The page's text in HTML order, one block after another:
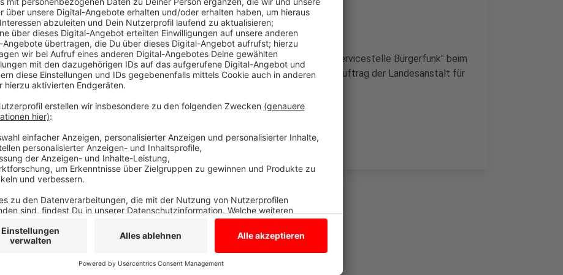
Anzeige
Eine Programmübersicht und weitere Informationen bietet die "Servicestelle Bürgerfunk" beim
medienforum münster e. V. (www.medienforum-muenster.de
) im Auftrag der Landesanstalt für
Medien NRW.